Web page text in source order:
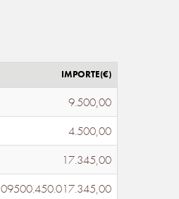
IMPORTE(€)
9.500,00
4.500,00
17.345,00
09500.450.017.345,00